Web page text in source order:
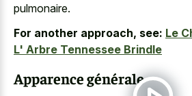
pulmonaire.
For another approach, see: Le
L' Arbre Tennessee Brindle
Apparence générale